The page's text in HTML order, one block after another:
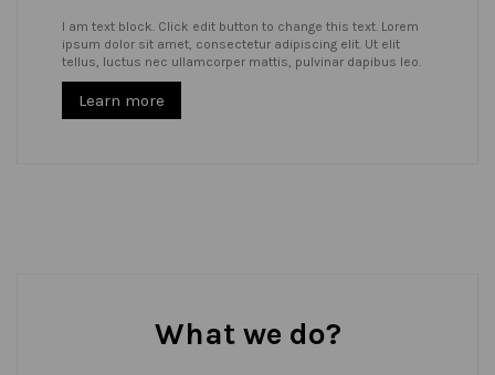
I am text block. Click edit button to change this text. Lorem
ipsum dolor sit amet, consectetur adipiscing elit. Ut elit
tellus, luctus nec ullamcorper mattis, pulvinar dapibus leo.
Learn more
What we do?